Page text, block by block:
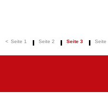
< Seite 1 Seite 2 Seite 3 Seite